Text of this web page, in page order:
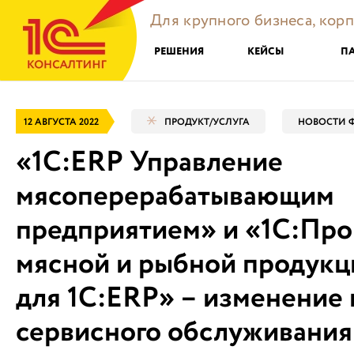
Для крупного бизнеса,
РЕШЕНИЯ КЕЙСЫ
12 АВГУСТА 2022 ПРОДУКТ/УСЛУГА НОВОСТИ
«1C:ERP Управление
мясоперерабатывающим
предприятием» и
мясной и рыбной
для 1С:ERP» – изменение
сервисного обслуживания